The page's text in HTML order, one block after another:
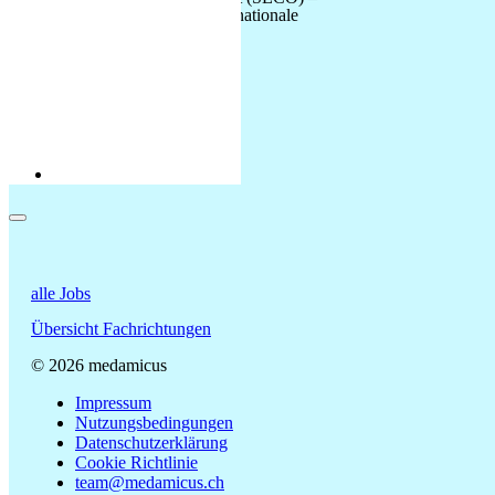
eidgenössisch bewilligte internationale
alle Jobs
Übersicht Fachrichtungen
© 2026 medamicus
Impressum
Nutzungsbedingungen
Datenschutzerklärung
Cookie Richtlinie
team@medamicus.ch